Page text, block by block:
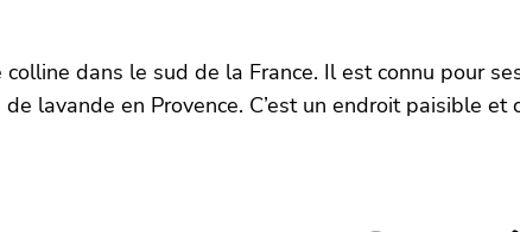
dans le sud de la France. Il est connu pour
lavande en Provence. C’est un endroit paisible